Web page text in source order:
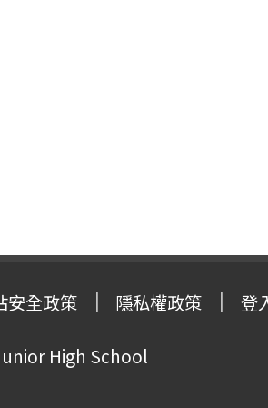
安全政策 隱私權政策 登
High School